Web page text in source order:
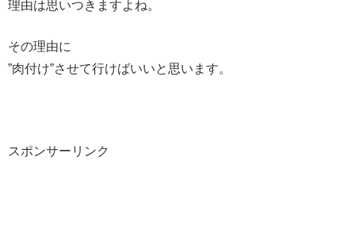
理由は思いつきますよね。
その理由に
”肉付け”させて行けばいいと思います。
スポンサーリンク